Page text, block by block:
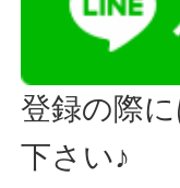
登録の際
下さい♪